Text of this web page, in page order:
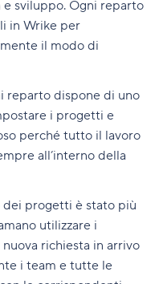
sviluppo. Ogni reparto
in Wrike per
il modo di
reparto dispone di uno
i progetti e
perché tutto il lavoro
all’interno della
dei progetti è stato più
utilizzare i
richiesta in arrivo
i team e tutte le